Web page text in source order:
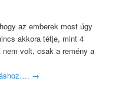
az emberek most úgy
akkora tétje, mint 4
nem volt, csak a remény a
→